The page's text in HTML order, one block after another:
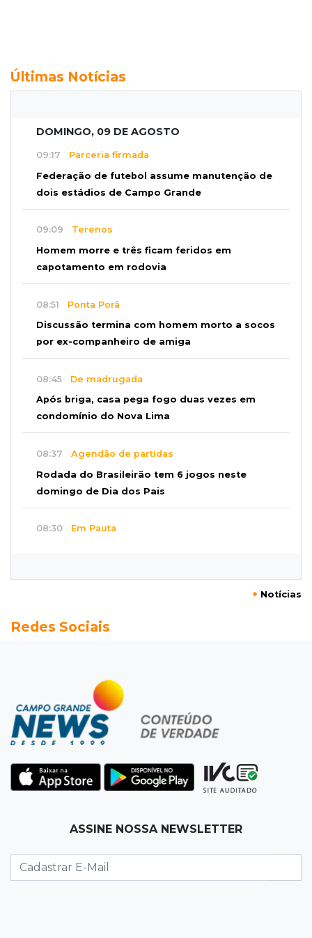
Últimas Notícias
DOMINGO, 09 DE AGOSTO
09:17 Parceria firmada
Federação de futebol assume manutenção de
dois estádios de Campo Grande
09:09 Terenos
Homem morre e três ficam feridos em
capotamento em rodovia
08:51 Ponta Porã
Discussão termina com homem morto a socos
por ex-companheiro de amiga
08:45 De madrugada
Após briga, casa pega fogo duas vezes em
condomínio do Nova Lima
08:37 Agendão de partidas
Rodada do Brasileirão tem 6 jogos neste
domingo de Dia dos Pais
08:30 Em Pauta
que tinha com a filha em loja
Município de MS perde 58 mil hectares e R$ 12
milhões por mês com silvicultura
08:03Amambai
poste de energia elétrica
Campo Grande tem quatro interdições no
+ Notícias
Redes Sociais
ASSINE NOSSA NEWSLETTER